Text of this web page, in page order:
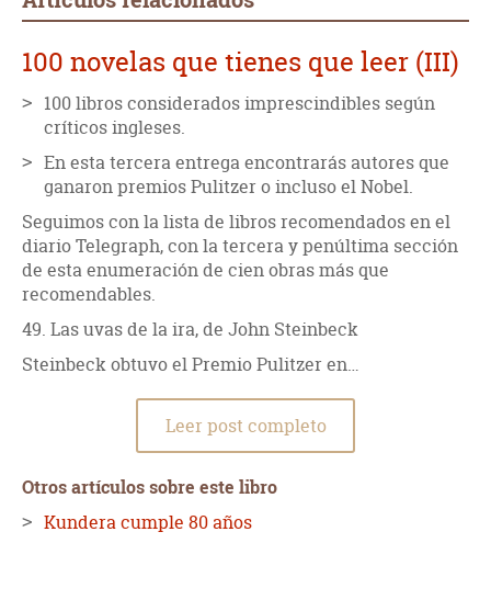
100 novelas que tienes que leer (III)
100 libros considerados imprescindibles según
críticos ingleses.
En esta tercera entrega encontrarás autores que
ganaron premios Pulitzer o incluso el Nobel.
Seguimos con la lista de libros recomendados en el
diario Telegraph, con la tercera y penúltima sección
de esta enumeración de cien obras más que
recomendables.
49. Las uvas de la ira, de John Steinbeck
Steinbeck obtuvo el Premio Pulitzer en…
Leer post completo
Otros artículos sobre este libro
Kundera cumple 80 años